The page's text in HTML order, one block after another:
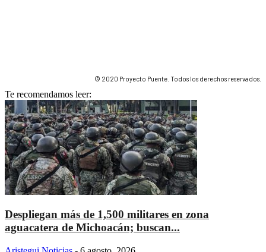
© 2020 Proyecto Puente. Todos los derechos reservados.
Te recomendamos leer:
Despliegan más de 1,500 militares en zona
aguacatera de Michoacán; buscan...